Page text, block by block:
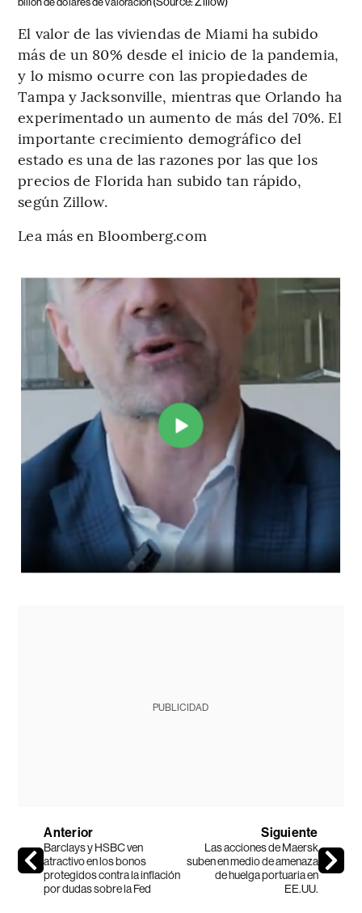
El valor de las viviendas de Miami ha subido
más de un 80% desde el inicio de la pandemia,
y lo mismo ocurre con las propiedades de
Tampa y Jacksonville, mientras que Orlando ha
experimentado un aumento de más del 70%. El
importante crecimiento demográfico del
estado es una de las razones por las que los
precios de Florida han subido tan rápido,
según Zillow.
Lea más en Bloomberg.com
PUBLICIDAD
Anterior
Barclays y HSBC ven
atractivo en los bonos
protegidos contra la inflación
por dudas sobre la Fed
Siguiente
Las acciones de Maersk
suben en medio de amenaza
de huelga portuaria en
EE.UU.